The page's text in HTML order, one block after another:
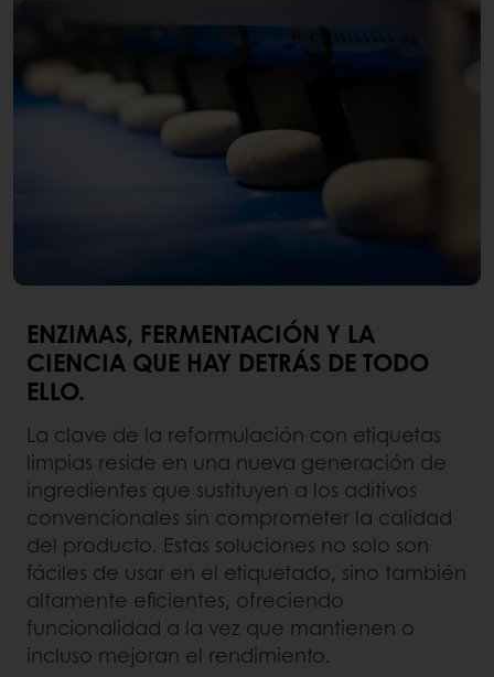
ENZIMAS, FERMENTACIÓN Y LA
CIENCIA QUE HAY DETRÁS DE TODO
ELLO.
La clave de la reformulación con etiquetas
limpias reside en una nueva generación de
ingredientes que sustituyen a los aditivos
convencionales sin comprometer la calidad
del producto. Estas soluciones no solo son
fáciles de usar en el etiquetado, sino también
altamente eficientes, ofreciendo
funcionalidad a la vez que mantienen o
incluso mejoran el rendimiento.